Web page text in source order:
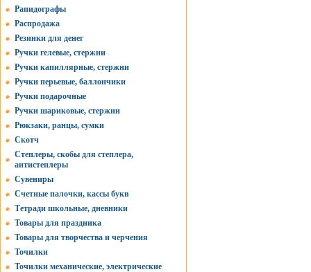
Рапидографы
Распродажа
Резинки для денег
Ручки гелевые, стержни
Ручки капиллярные, стержни
Ручки перьевые, баллончики
Ручки подарочные
Ручки шариковые, стержни
Рюкзаки, ранцы, сумки
Скотч
Степлеры, скобы для степлера,
антистеплеры
Сувениры
Счетные палочки, кассы букв
Тетради школьные, дневники
Товары для праздника
Товары для творчества и черчения
Точилки
Точилки механические, электрические